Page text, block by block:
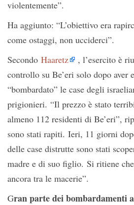
violentemente”.
Ha aggiunto: “L’obiettivo era
come ostaggi, non ucciderci”.
Secondo Haaretz
, l’esercito è
controllo su Be’eri solo dopo aver
“bombardato” le case degli
prigionieri. “Il prezzo è stato
almeno 112 residenti di Be’eri”,
sono stati rapiti. Ieri, 11 giorni
delle case distrutte sono stati
madre e di suo figlio. Si ritiene
ancora tra le macerie”.
Gran parte dei bombardamenti